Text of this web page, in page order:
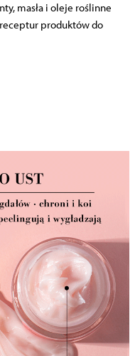
masła i oleje roślinne
produktów do